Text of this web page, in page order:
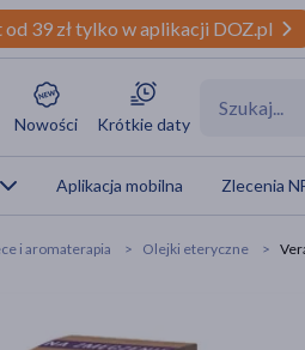
39 zł tylko w aplikacji DOZ.pl
Nowości Krótkie daty
Aplikacja mobilna Zlecenia
i aromaterapia Olejki eteryczne